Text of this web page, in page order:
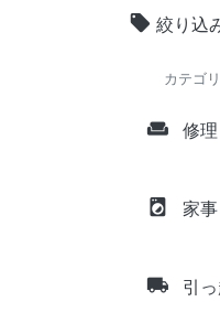
local_offer 絞り込
カテゴ
weekend 修
local_laundry_service 家事
local_shipping 引